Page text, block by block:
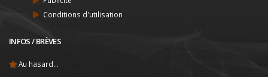
Conditions d'utilisation
INFOS / BRÈVES
Au hasard...